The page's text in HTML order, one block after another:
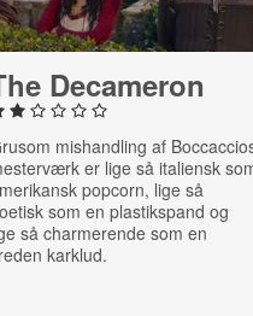
Decameron
mishandling af
er lige så italiensk
popcorn, lige så
som en plastikspand og
så charmerende som en
karklud.